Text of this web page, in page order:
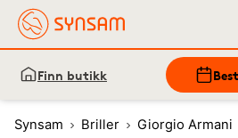
Finn butikk
Synsam Briller
Giorgio Armani